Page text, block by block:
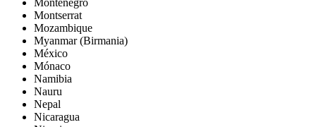
Montserrat
Mozambique
Myanmar (Birmania)
México
Mónaco
Namibia
Nauru
Nepal
Nicaragua